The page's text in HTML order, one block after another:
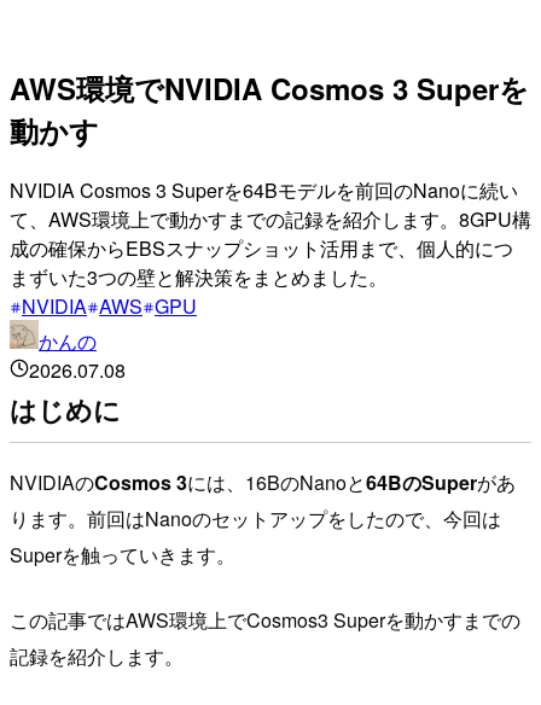
AWS環境でNVIDIA Cosmos 3 Superを
動かす
NVIDIA Cosmos 3 Superを64Bモデルを前回のNanoに続い
て、AWS環境上で動かすまでの記録を紹介します。8GPU構
成の確保からEBSスナップショット活用まで、個人的につ
まずいた3つの壁と解決策をまとめました。
NVIDIA AWS GPU
かんの
2026.07.08
はじめに
NVIDIAのCosmos 3には、16BのNanoと64BのSuperがあ
ります。前回はNanoのセットアップをしたので、今回は
Superを触っていきます。
この記事ではAWS環境上でCosmos3 Superを動かすまでの
記録を紹介します。